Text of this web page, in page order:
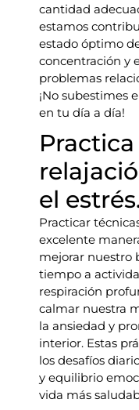
cantidad
estamos
estado óptimo
concentración y
problemas
¡No subestimes
en tu día a día!
el
Practicar
excelente
mejorar nuestro
tiempo a
respiración
calmar nuestra
la ansiedad y
interior. Estas
los desafíos
y equilibrio
vida más